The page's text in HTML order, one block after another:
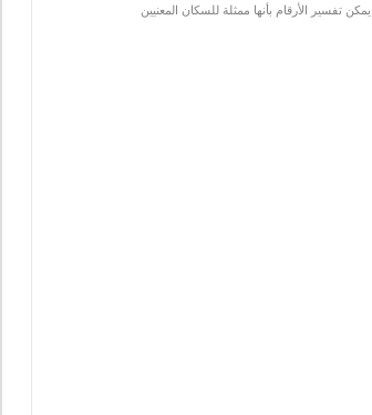
تفسير الأرقام بأنها ممثلة للسكان المعنيين